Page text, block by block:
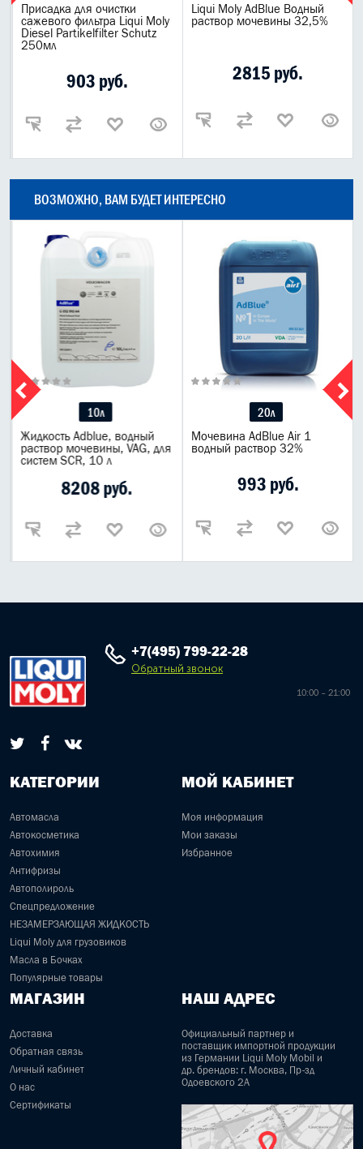
Присадка для очистки
сажевого фильтра Liqui Moly
Diesel Partikelfilter Schutz
250мл
903 руб.
Liqui Moly AdBlue Водный
раствор мочевины 32,5%
2815 руб.
ВОЗМОЖНО, ВАМ БУДЕТ ИНТЕРЕСНО
10л
Жидкость Adblue, водный
раствор мочевины, VAG, для
систем SCR, 10 л
8208 руб.
20л
Мочевина AdBlue Air 1
водный раствор 32%
993 руб.
+7(495) 799-22-28
Обратный звонок
10:00 – 21:00
КАТЕГОРИИ
Автомасла
Автокосметика
Автохимия
Антифризы
Автополироль
Спецпредложение
НЕЗАМЕРЗАЮЩАЯ ЖИДКОСТЬ
Liqui Moly для грузовиков
Масла в Бочках
Популярные товары
МОЙ КАБИНЕТ
Моя информация
Мои заказы
Избранное
МАГАЗИН
Доставка
Обратная связь
Личный кабинет
О нас
Сертификаты
НАШ АДРЕС
Официальный партнер и
поставщик импортной продукции
из Германии Liqui Moly Mobil и
др. брендов: г. Москва, Пр-зд
Одоевского 2А